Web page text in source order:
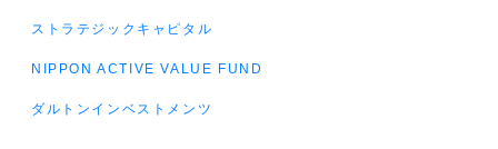
ストラテジックキャピタル
NIPPON ACTIVE VALUE FUND
ダルトンインベストメンツ